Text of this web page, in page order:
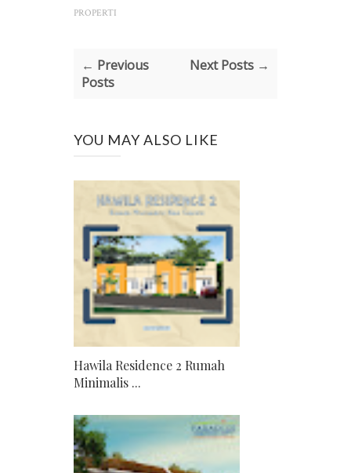
PROPERTI
← Previous
Posts
Next Posts →
YOU MAY ALSO LIKE
Hawila Residence 2 Rumah
Minimalis ...